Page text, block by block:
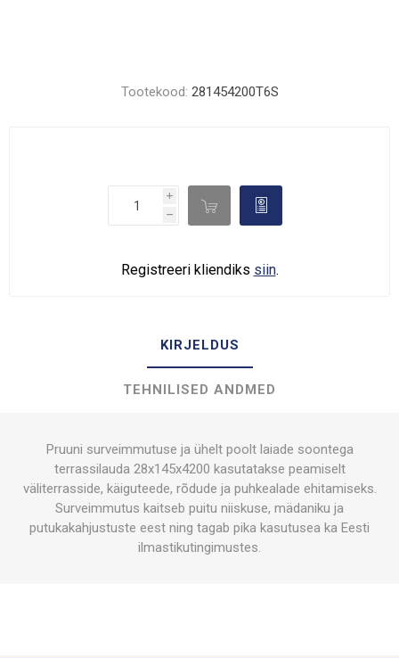
Tootekood: 281454200T6S
i
h
d 
Registreeri kliendiks siin.
KIRJELDUS
TEHNILISED ANDMED
Pruuni surveimmutuse ja ühelt poolt laiade soontega
terrassilauda 28x145x4200 kasutatakse peamiselt
väliterrasside, käiguteede, rõdude ja puhkealade ehitamiseks.
Surveimmutus kaitseb puitu niiskuse, mädaniku ja
putukakahjustuste eest ning tagab pika kasutusea ka Eesti
ilmastikutingimustes.